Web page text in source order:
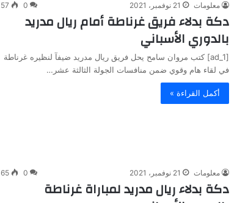
معلومات 21 نوفمبر، 2021 0
57
دكة بدلاء فريق غرناطة أمام ريال مدريد
بالدوري الأسباني
[ad_1] كتب مروان سامح يحل فريق ريال مدريد ضيفآ لنظيره غرناطة
في لقاء هام وقوي ضمن منافسات الجولة الثالثة عشر…
أكمل القراءة »
معلومات 21 نوفمبر، 2021 0
65
دكة بدلاء ريال مدريد لمباراة غرناطة